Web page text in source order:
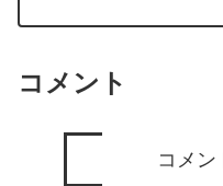
コメント
コメン